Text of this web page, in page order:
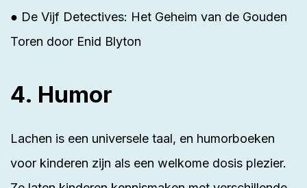
● De Vijf Detectives: Het Geheim van de Gouden
Toren door Enid Blyton
4. Humor
Lachen is een universele taal, en humorboeken
voor kinderen zijn als een welkome dosis plezier.